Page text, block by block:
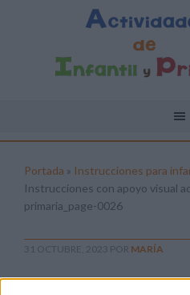
Portada » Instrucciones para
Instrucciones con apoyo visual
primaria_page-0026
31 OCTUBRE, 2023 POR MARÍA